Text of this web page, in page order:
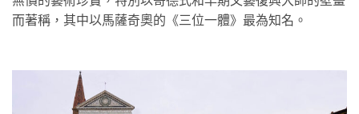
而著稱，其中以馬薩奇奧的《三位一體》最為知名。